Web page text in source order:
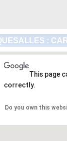
:
This page
correctly.
Do you own this